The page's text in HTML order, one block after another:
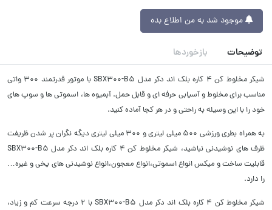
موجود شد به من اطلاع بده
توضیحات بازخوردها
شیکر مخلوط کن 4 کاره بلک اند دکر مدل SBX300-B5 با موتور قدرتمند 300 واتی
مناسب برای مخلوط و آسیابی حرفه ای و قابل حمل. آبمیوه ها، اسموتی ها و سوپ های
خود را با این وسیله به راحتی و در هر کجا آماده کنید.
به همراه بطری ورزشی 500 میلی لیتری و 300 میلی لیتری دیگه نگران پر شدن ظریفت
ظرف های نوشیدنی نباشید، شیکر مخلوط کن 4 کاره بلک اند دکر مدل SBX300-B5
قابلیت ساخت و میکس انواع اسموتی،انواع معجون،انواع نوشیدنی های یخی و غیره…
را دارد.
شیکر مخلوط کن 4 کاره بلک اند دکر مدل SBX300-B5 با 2 درجه سرعت کم و زیاد،